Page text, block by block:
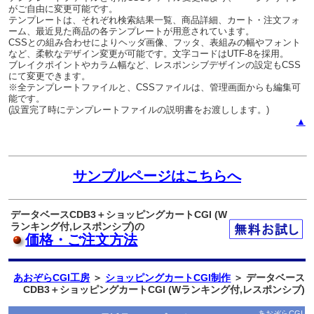
がご自由に変更可能です。
テンプレートは、それぞれ検索結果一覧、商品詳細、カート・注文フォ
ーム、最近見た商品の各テンプレートが用意されています。
CSSとの組み合わせによりヘッダ画像、フッタ、表組みの幅やフォント
など、柔軟なデザイン変更が可能です。文字コードはUTF-8を採用。
ブレイクポイントやカラム幅など、レスポンシブデザインの設定もCSS
にて変更できます。
※全テンプレートファイルと、CSSファイルは、管理画面からも編集可
能です。
(設置完了時にテンプレートファイルの説明書をお渡しします。)
▲
サンプルページはこちらへ
データベースCDB3＋ショッピングカートCGI (W
ランキング付,レスポンシブ)の
価格・ご注文方法
あおぞらCGI工房 ＞ ショッピングカートCGI制作＞ データベース
CDB3＋ショッピングカートCGI (Wランキング付,レスポンシブ)